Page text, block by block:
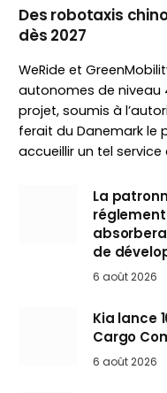
Des robotaxis
dès 2027
WeRide et
autonomes de niveau
projet, soumis à
ferait du Danemark le
accueillir un tel
La
de
6 août 2026
Kia lance
Cargo
6 août 2026